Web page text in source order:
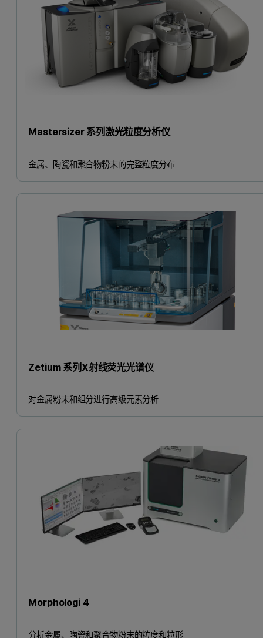
Mastersizer 系列激光粒度分析仪
金属、陶瓷和聚合物粉末的完整粒度分布
Zetium 系列X射线荧光光谱仪
对金属粉末和组分进行高级元素分析
Morphologi 4
分析金属、陶瓷和聚合物粉末的粒度和粒形